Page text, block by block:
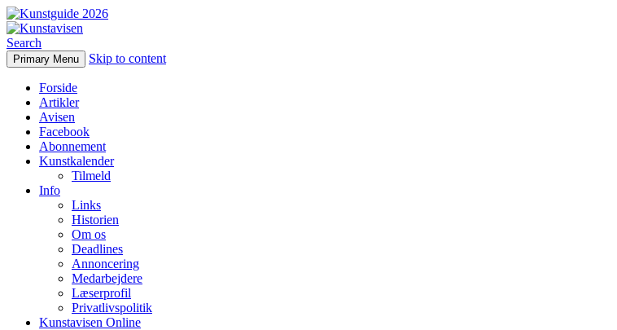
Kunstavisen
Search
Primary Menu Skip to content
Forside
Artikler
Avisen
Facebook
Abonnement
Kunstkalender
Tilmeld
Info
Links
Historien
Om os
Deadlines
Annoncering
Medarbejdere
Læserprofil
Privatlivspolitik
Kunstavisen Online